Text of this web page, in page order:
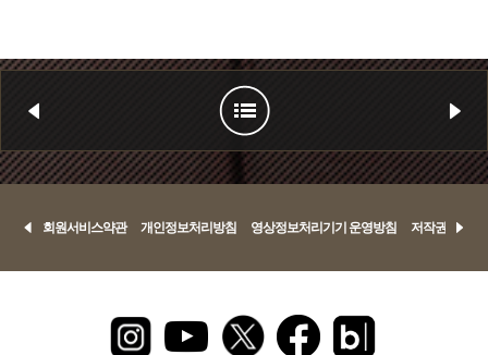
회원서비스약관 개인정보처리방침 영상정보처리기기 운영방침 저작권정책